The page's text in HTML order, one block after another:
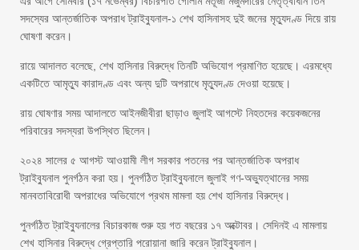
সদস্যের আন্তর্জাতিক অপরাধ ট্রাইব্যুনাল-১ শেখ হাসিনাসহ দুই জনের মৃত্যুদণ্ড দিয়ে রায়
ঘোষণা করেন।
রায়ে আদালত বলেছে, শেখ হাসিনার বিরুদ্ধে তিনটি অভিযোগ প্রমাণিত হয়েছে। এরমধ্যে
একটিতে আমৃত্যু কারাদণ্ড এবং অন্য দুটি অপরাধে মৃত্যুদণ্ড দেওয়া হয়েছে।
রায় ঘোষণার সময় আদালতে আইনজীবীরা ছাড়াও জুলাই আগস্টে নিহতদের কয়েকজনের
পরিবারের সদস্যরা উপস্থিত ছিলেন।
২০২৪ সালের ৫ আগস্ট আওয়ামী লীগ সরকার পতনের পর আন্তর্জাতিক অপরাধ
ট্রাইব্যুনাল পুনর্গঠন করা হয়। পুনর্গঠিত ট্রাইব্যুনালে জুলাই গণ-অভ্যুত্থানের সময়
মানবতাবিরোধী অপরাধের অভিযোগে প্রথম মামলা হয় শেখ হাসিনার বিরুদ্ধে।
পুনর্গঠিত ট্রাইব্যুনালের বিচারকাজ শুরু হয় গত বছরের ১৭ অক্টোবর। সেদিনই এ মামলায়
শেখ হাসিনার বিরুদ্ধে গ্রেপ্তারি পরোয়ানা জারি করেন ট্রাইব্যুনাল।